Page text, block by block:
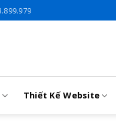
Thiết Kế Website